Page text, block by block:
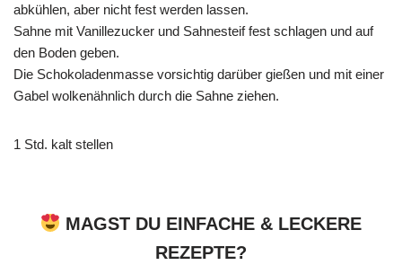
abkühlen, aber nicht fest werden lassen.
Sahne mit Vanillezucker und Sahnesteif fest schlagen und auf
den Boden geben.
Die Schokoladenmasse vorsichtig darüber gießen und mit einer
Gabel wolkenähnlich durch die Sahne ziehen.
1 Std. kalt stellen
MAGST DU EINFACHE & LECKERE
REZEPTE?